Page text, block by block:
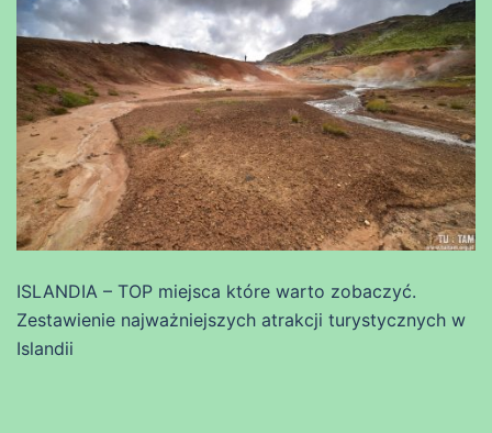
ISLANDIA – TOP miejsca które warto zobaczyć.
Zestawienie najważniejszych atrakcji turystycznych w
Islandii